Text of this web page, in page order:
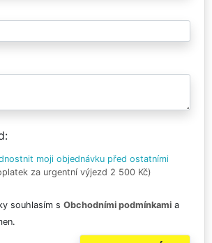
moji objednávku před ostatními
za urgentní výjezd 2 500 Kč)
souhlasím s Obchodními podmínkami a